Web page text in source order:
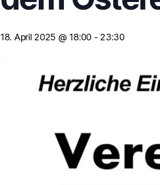
18. April 2025 @ 18:00 - 23:30